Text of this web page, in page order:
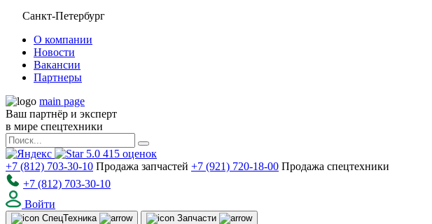
Санкт-Петербург
О компании
Новости
Вакансии
Партнеры
main page
Ваш партнёр и эксперт
в мире спецтехники
5.0 415 оценок
+7 (812) 703-30-10 Продажа запчастей +7 (921) 720-18-00 Продажа спецтехники
+7 (812) 703-30-10
Войти
СпецТехника Запчасти